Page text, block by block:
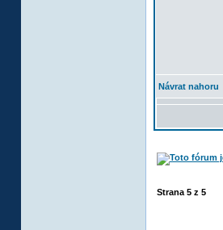
Návrat nahoru
Strana 5 z 5